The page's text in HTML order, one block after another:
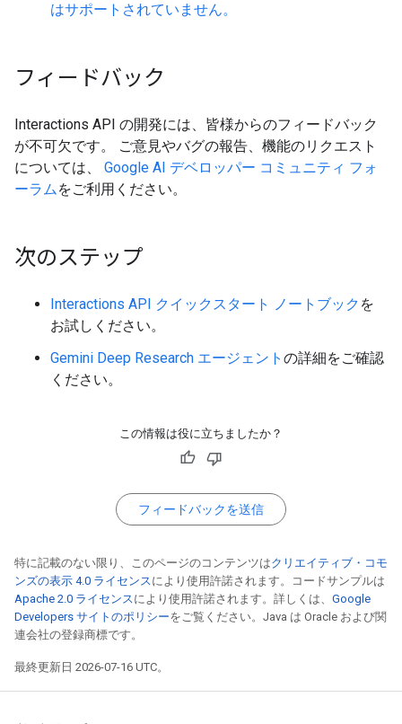
はサポートされていません。
フィードバック
Interactions API の開発には、皆様からのフィードバック
が不可欠です。 ご意見やバグの報告、機能のリクエスト
については、 Google AI デベロッパー コミュニティ フォ
ーラムをご利用ください。
次のステップ
Interactions API クイックスタート ノートブック を
お試しください。
Gemini Deep Research エージェント の詳細をご確認
ください。
この情報は役に立ちましたか？
フィードバックを送信
特に記載のない限り、このページのコンテンツはクリエイティブ・コモ
ンズの表示 4.0 ライセンスにより使用許諾されます。コードサンプルは
Apache 2.0 ライセンスにより使用許諾されます。詳しくは、 Google
Developers サイトのポリシーをご覧ください。Java は Oracle および関
連会社の登録商標です。
最終更新日 2026-07-16 UTC。